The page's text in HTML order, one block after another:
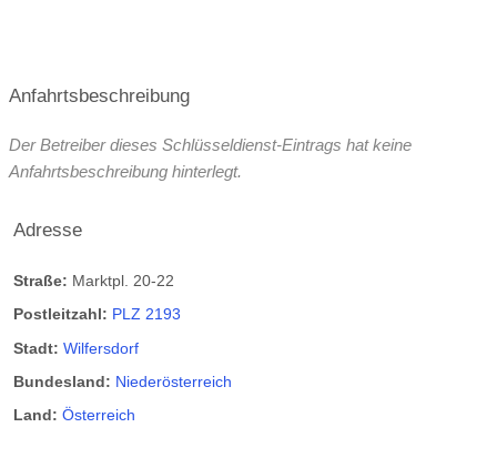
Anfahrtsbeschreibung
Der Betreiber dieses Schlüsseldienst-Eintrags hat keine
Anfahrtsbeschreibung hinterlegt.
Adresse
Straße: Marktpl. 20-22
Postleitzahl: PLZ 2193
Stadt: Wilfersdorf
Bundesland: Niederösterreich
Land: Österreich